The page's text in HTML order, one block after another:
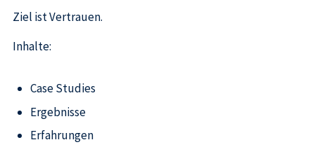
Ziel ist Vertrauen.
Inhalte:
Case Studies
Ergebnisse
Erfahrungen